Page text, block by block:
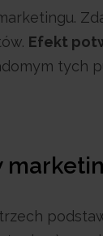
Efekt
tych